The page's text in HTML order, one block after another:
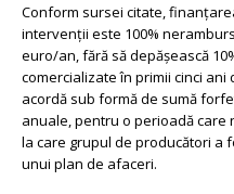
Conform sursei citate,
intervenții este 100%
euro/an, fără să depășească
comercializate în primii cinci
acordă sub formă de sumă
anuale, pentru o perioadă care
la care grupul de producători a
unui plan de afaceri.